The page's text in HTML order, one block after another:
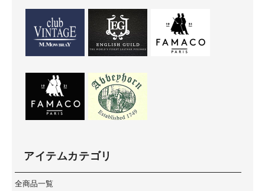
アイテムカテゴリ
全商品一覧